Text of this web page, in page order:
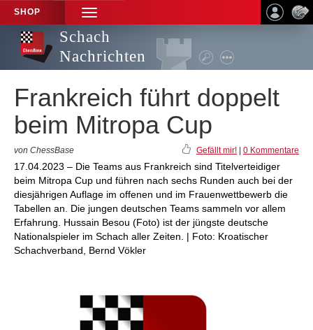
SHOP
TOGGLE
NAVIGATION
Schach
Nachrichten
Frankreich führt doppelt
beim Mitropa Cup
von ChessBase Gefällt mir! 0 Kommentare
17.04.2023 – Die Teams aus Frankreich sind Titelverteidiger
beim Mitropa Cup und führen nach sechs Runden auch bei der
diesjährigen Auflage im offenen und im Frauenwettbewerb die
Tabellen an. Die jungen deutschen Teams sammeln vor allem
Erfahrung. Hussain Besou (Foto) ist der jüngste deutsche
Nationalspieler im Schach aller Zeiten. | Foto: Kroatischer
Schachverband, Bernd Vökler